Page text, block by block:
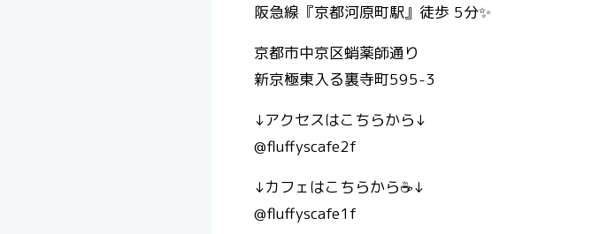
阪急線『京都河原町駅』徒歩 5分✨
京都市中京区蛸薬師通り
新京極東入る裏寺町595-3
↓アクセスはこちらから↓
@fluffyscafe2f
↓カフェはこちらから☕️↓
@fluffyscafe1f